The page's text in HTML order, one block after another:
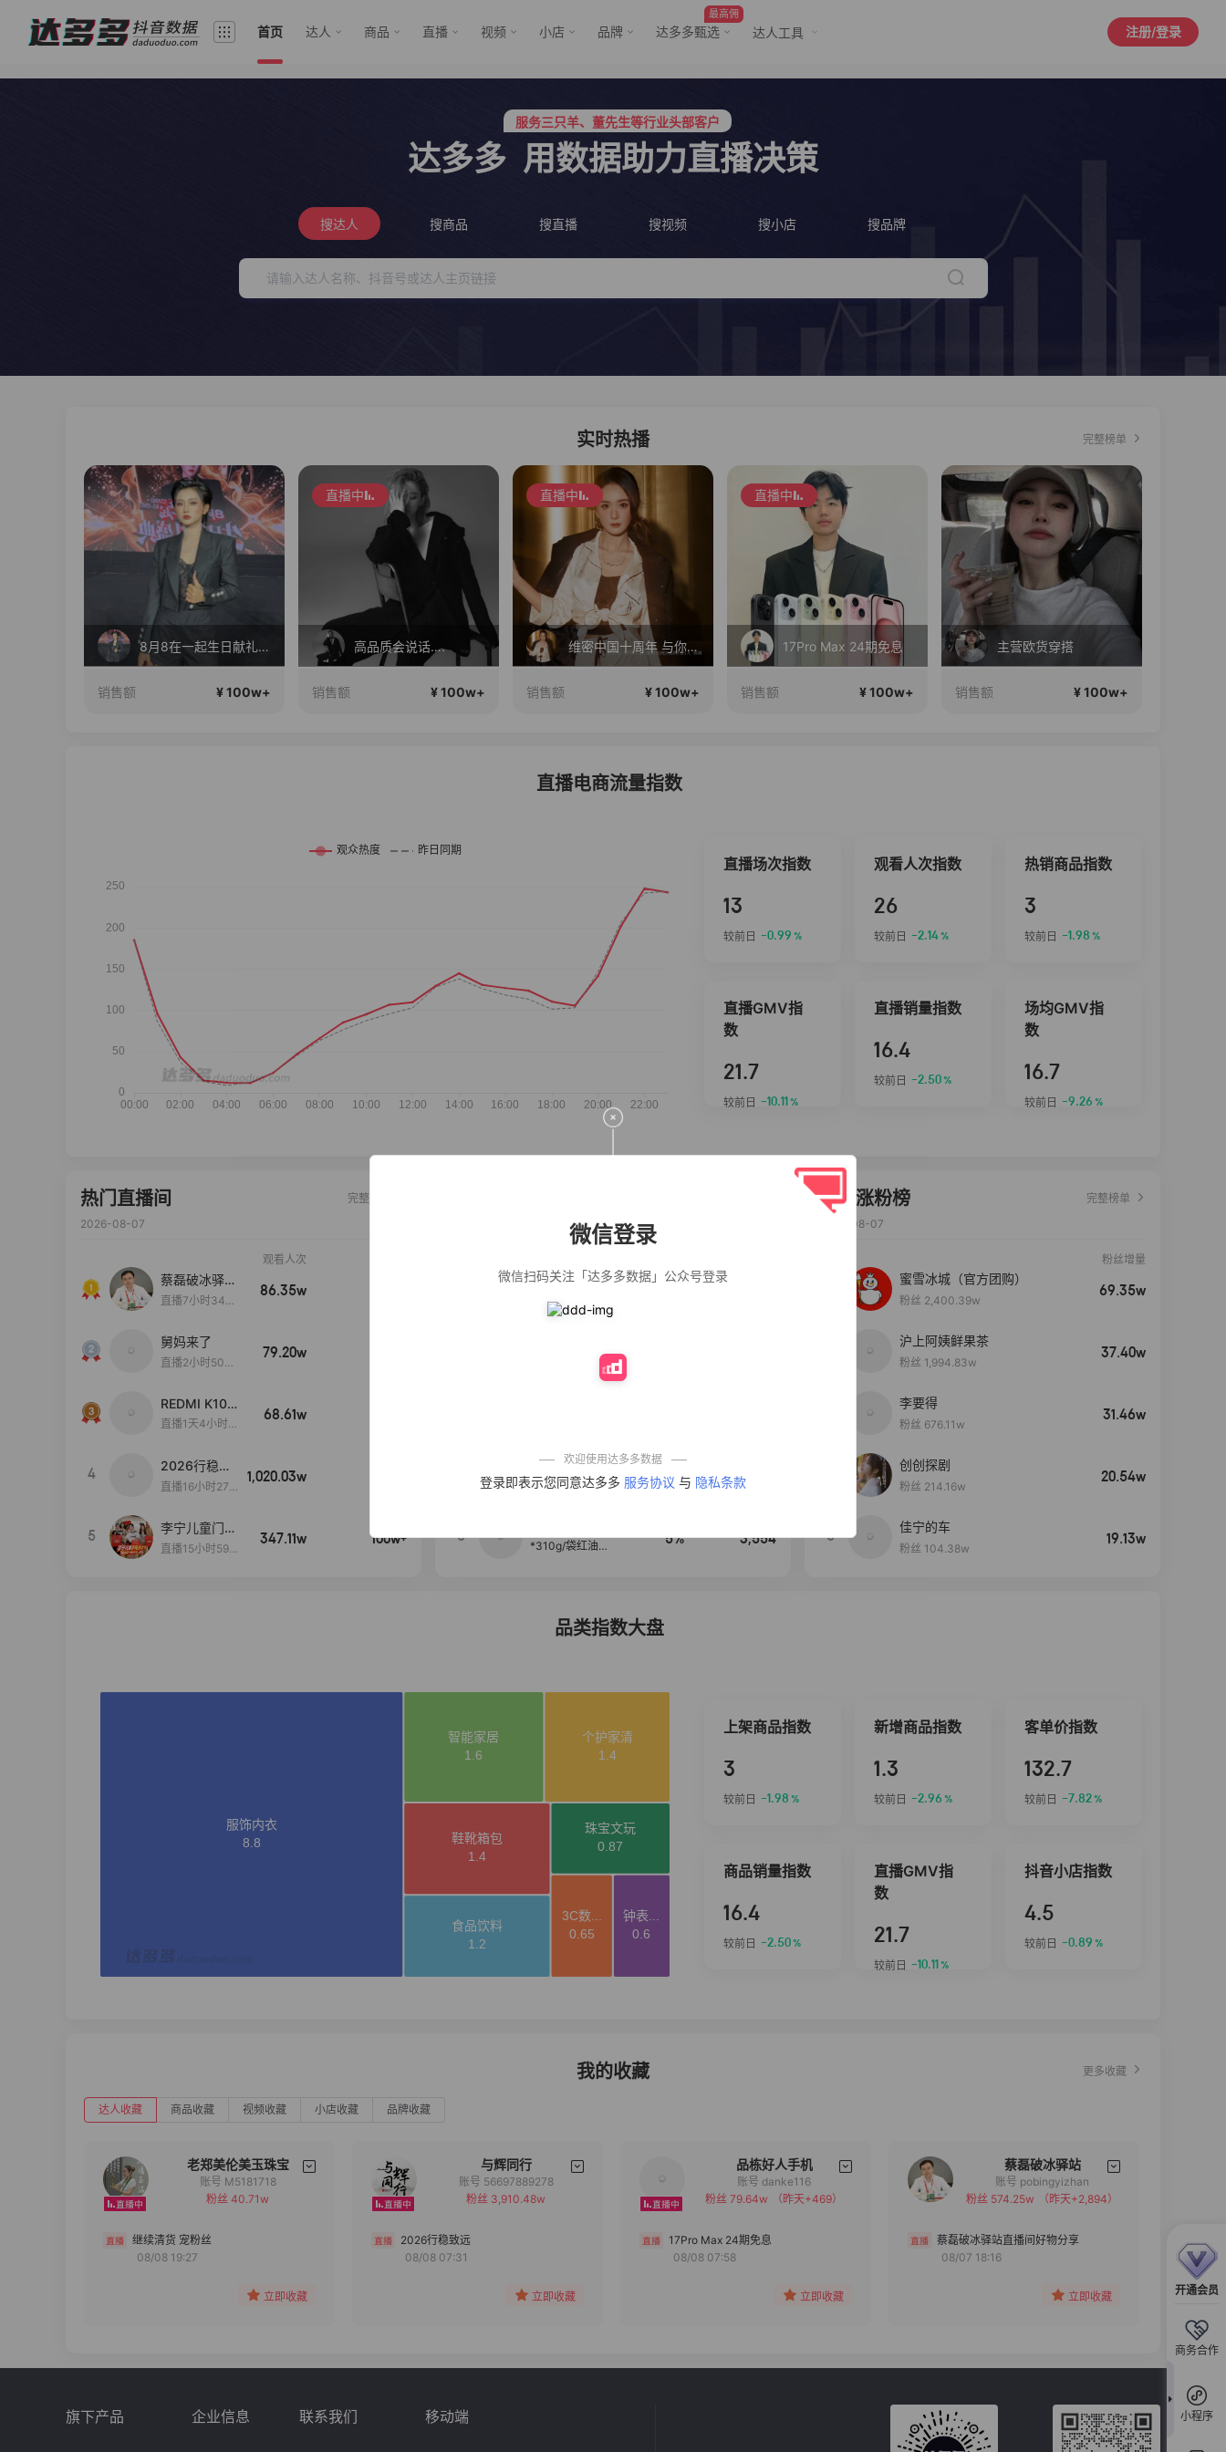
首页 达人 商品 直播 视频 小店 品牌
最高佣
达多多甄选 达人工具 注册/登录
开通会员
商务合作
小程序
微信登录
微信扫码关注「达多多数据」公众号登录
欢迎使用达多多数据
登录即表示您同意达多多 服务协议 与 隐私条款
服务三只羊、董先生等行业头部客户
行业价格屠夫，年卡会员低至798/年
达多多 用数据助力直播决策
搜达人 搜商品 搜直播 搜视频 搜小店 搜品牌
实时热播 完整榜单
8月8在一起生日献礼盛典
销售额 ¥ 100w+
直播中
高品质会说话….
销售额 ¥ 100w+
直播中
维密中国十周年 与你如此闪耀 抖音超级品牌日
销售额 ¥ 100w+
直播中
17Pro Max 24期免息
销售额 ¥ 100w+
主营欧货穿搭
销售额 ¥ 100w+
直播电商流量指数
直播场次指数
13
较前日 -0.99 %
观看人次指数
26
较前日 -2.14%
热销商品指数
3
较前日 -1.98 %
直播GMV指
数
21.7
较前日 -10.11 %
直播销量指数
16.4
较前日 -2.50%
场均GMV指
数
16.7
较前日 -9.26 %
热门直播间
完整榜单
2026-08-07
观看人次
蔡磊破冰驿站
直播间好物分
直播7小时34分
86.35w
舅妈来了
直播2小时50分
79.20w
REDMI K100
Pro系列新品
启！
直播1天4小时5
68.61w
4
2026行稳致
远
直播16小时27
1,020.03w
5
李宁儿童门店
爆款赤兔8pr
直播15小时59
347.11w 100w+
公仔牌顽渍净洗
污渍除菌除螨3倍
净厨房油烟机去
重油污去油王污
免煮开袋即食劲
艾草抽绳式免撕
垃圾袋大号特厚
50% 3,640
5
*310g/袋红油麻
5% 3,554
达人涨粉榜
完整榜单
2026-08-07
粉丝增量
蜜雪冰城（官方团购）
粉丝 2,400.39w
69.35w
沪上阿姨鲜果茶
粉丝 1,994.83w
37.40w
李要得
粉丝 676.11w
31.46w
创创探剧
粉丝 214.16w
20.54w
5
佳宁的车
粉丝 104.38w
19.13w
品类指数大盘
上架商品指数
3
较前日 -1.98 %
新增商品指数
1.3
较前日 -2.96 %
客单价指数
132.7
较前日 -7.82%
商品销量指数
16.4
较前日 -2.50%
直播GMV指
数
21.7
较前日 -10.11 %
抖音小店指数
4.5
较前日 -0.89 %
我的收藏 更多收藏
达人收藏 商品收藏 视频收藏 小店收藏 品牌收藏
老郑美伦美玉珠宝
备注
账号 M5181718
粉丝 40.71w
继续清货 宠粉丝
08/08 19:27
立即收藏
与辉同行
备注
账号 56697889278
粉丝 3,910.48w
2026行稳致远
08/08 07:31
立即收藏
品栋好人手机
备注
分组
账号 danke116
粉丝 79.64w
（昨天+469）
17Pro Max 24期免息
08/08 07:58
立即收藏
蔡磊破冰驿站
备注
分组
账号 pobingyizhan
粉丝 574.25w
（昨天+2,894）
蔡磊破冰驿站直播间好物分享
08/07 18:16
立即收藏
旗下产品 企业信息 联系我们 移动端